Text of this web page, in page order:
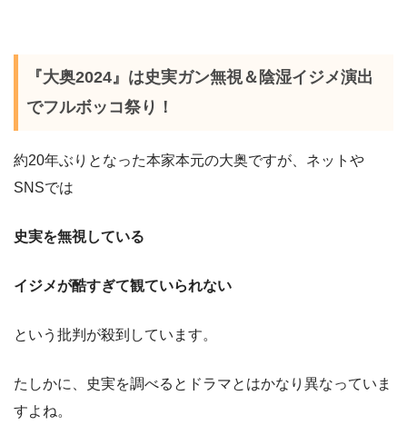
『大奥2024』は史実ガン無視＆陰湿イジメ演出
でフルボッコ祭り！
約20年ぶりとなった本家本元の大奥ですが、ネットや
SNSでは
史実を無視している
イジメが酷すぎて観ていられない
という批判が殺到しています。
たしかに、史実を調べるとドラマとはかなり異なっていま
すよね。